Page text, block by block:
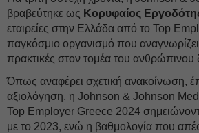
βραβεύτηκε ως Κορυφαίος
εταιρείες στην Ελλάδα από το Top
παγκόσμιο οργανισμό που αναγνωρίζει
πρακτικές στον τομέα του ανθρώπινου
Όπως αναφέρει σχετική ανακοίνωση,
αξιολόγηση, η Johnson & Johnson
Top Employer Greece 2024
με το 2023, ενώ η βαθμολογία που